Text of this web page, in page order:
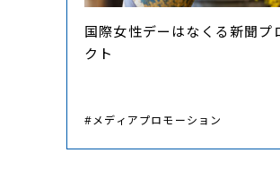
国際女性デーはなくる新聞プ
クト
#メディアプロモーション